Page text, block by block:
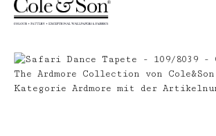
Bildergalerie überspringen